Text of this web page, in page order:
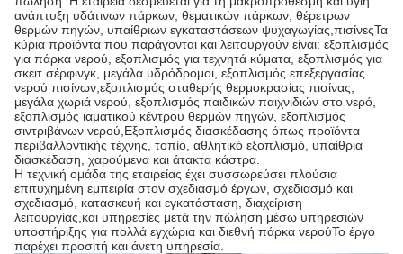
ανάπτυξη υδάτινων πάρκων, θεματικών πάρκων, θέρετρων
θερμών πηγών, υπαίθριων εγκαταστάσεων ψυχαγωγίας,πισίνεςΤα
κύρια προϊόντα που παράγονται και λειτουργούν είναι: εξοπλισμός
για πάρκα νερού, εξοπλισμός για τεχνητά κύματα, εξοπλισμός για
σκειτ σέρφινγκ, μεγάλα υδρόδρομοι, εξοπλισμός επεξεργασίας
νερού πισίνων,εξοπλισμός σταθερής θερμοκρασίας πισίνας,
μεγάλα χωριά νερού, εξοπλισμός παιδικών παιχνιδιών στο νερό,
εξοπλισμός ιαματικού κέντρου θερμών πηγών, εξοπλισμός
σιντριβάνων νερού,Εξοπλισμός διασκέδασης όπως προϊόντα
περιβαλλοντικής τέχνης, τοπίο, αθλητικό εξοπλισμό, υπαίθρια
διασκέδαση, χαρούμενα και άτακτα κάστρα.
Η τεχνική ομάδα της εταιρείας έχει συσσωρεύσει πλούσια
επιτυχημένη εμπειρία στον σχεδιασμό έργων, σχεδιασμό και
σχεδιασμό, κατασκευή και εγκατάσταση, διαχείριση
λειτουργίας,και υπηρεσίες μετά την πώληση μέσω υπηρεσιών
υποστήριξης για πολλά εγχώρια και διεθνή πάρκα νερούΤο έργο
παρέχει προσιτή και άνετη υπηρεσία.